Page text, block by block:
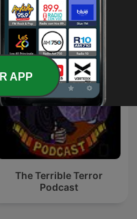
The Terrible Terror
Podcast
APP